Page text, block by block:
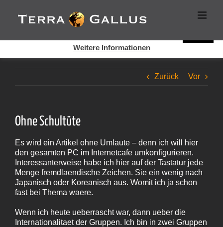
Inhalt
springen
Zurück Vor
Ohne Schultüte
Es wird ein Artikel ohne Umlaute – denn ich will hier
den gesamten PC im Internetcafe umkonfigurieren.
Interessanterweise habe ich hier auf der Tastatur jede
Menge fremdlaendische Zeichen. Sie ein wenig nach
Japanisch oder Koreanisch aus. Womit ich ja schon
fast bei Thema waere.
Wenn ich heute ueberrascht war, dann ueber die
Internationalitaet der Gruppen. Ich bin in zwei Gruppen
Cookies helfen auf auf dieser Seite bei der Bereitstellung der
Dienste. Durch die Nutzung dieser Webseite erklären Sie sich
Weitere Informationen